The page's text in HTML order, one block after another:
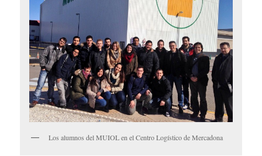
Los alumnos del MUIOL en el Centro Logístico de Mercadona